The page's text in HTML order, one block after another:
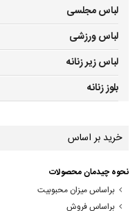
لباس مجلسی
لباس ورزشی
لباس زیر زنانه
بلوز زنانه
خرید بر اساس
نحوه چیدمان محصولات
براساس میزان محبوبیت
براساس فروش